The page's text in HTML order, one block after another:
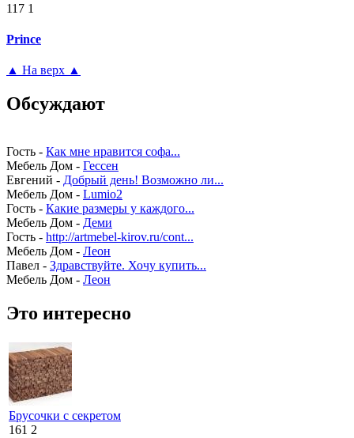
117 1
Prince
▲ На верх ▲
Обсуждают
Гость - Как мне нравится софа...
Мебель Дом - Гессен
Евгений - Добрый день! Возможно ли...
Мебель Дом - Lumio2
Гость - Какие размеры у каждого...
Мебель Дом - Деми
Гость - http://artmebel-kirov.ru/cont...
Мебель Дом - Леон
Павел - Здравствуйте. Хочу купить...
Мебель Дом - Леон
Это интересно
Брусочки с секретом
161 2